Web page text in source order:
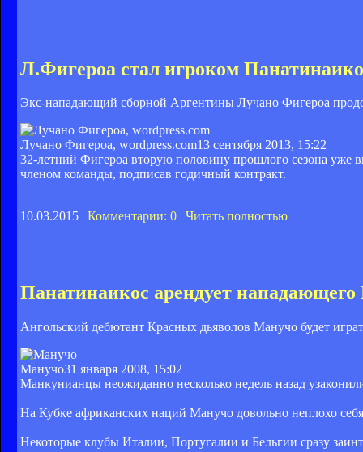
Л.Фигероа стал игроком
Экс-нападающий сборной Аргентины Лучано Фигероа
Лучано Фигероа, wordpress.com13 сентября 2013, 15:22
32-летний Фигероа вторую половину прошлого сезона уже
членом команды, подписав годичный контракт.
10.03.2015 | Комментарии: 0 Читать полностью
Панатинаикос арендует
Ангольский дебютант Красных дьяволов Манучо будет
Манучо31 января 2008, 15:02
Манкунианцы неожиданно несколько недель назад
На Кубке африканских наций Манучо довольно неплохо
Некоторые клубы Италии, Португалии и Бельгии сразу